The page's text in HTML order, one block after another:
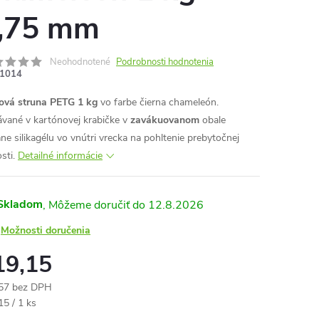
mm
Neohodnotené Podrobnosti hodnotenia
1014
struna PETG 1 kg vo farbe čierna chameleón.
v kartónovej krabičke v zavákuovanom obale
silikagélu vo vnútri vrecka na pohltenie prebytočnej
Detailné informácie
12.8.2026
Možnosti doručenia
bez DPH
/ 1 ks